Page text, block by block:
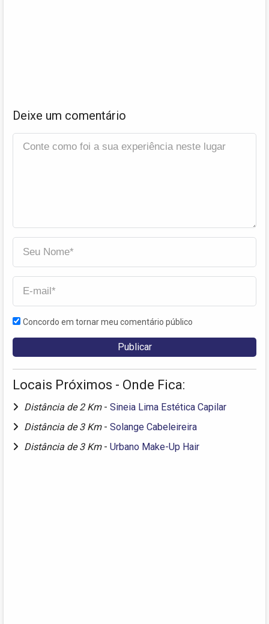
Deixe um comentário
Concordo em tornar meu comentário público
Locais Próximos - Onde Fica:
Distância de 2 Km - Sineia Lima Estética Capilar
Distância de 3 Km - Solange Cabeleireira
Distância de 3 Km - Urbano Make-Up Hair